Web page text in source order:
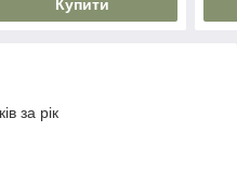
Купити
за рік